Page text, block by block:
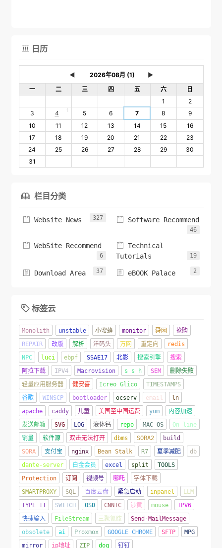
 日历
◄
►
一
二 三 四 五 六
日
1
2
3
4 1 5 6 7 8
9
10
11 12 13 14 15
16
17
18 19 20 21 22
23
24
25 26 27 28 29
30
31
 栏目分类
 Website News 327  Software Recommend
46
 WebSite Recommend
6
 Technical
Tutorials
19
 Download Area 37  eBOOK Palace 2
 标签云
Monolith unstable 小蜜蜂 monitor 舜网
抢购
REPAIR
改版 解析 洋码头 万网 重定向
redis
NPC
luci ebpf SSAE17 北影 搜索引擎
搜索
阿拉下载
IPV4 Macrovision s s h SEM
删除失败
轻量应用服务器
健安喜 Icreo Glico
TIMESTAMPS
谷歌
WINSCP bootloader ocserv email
ln
apache
caddy 儿童 美国至中国运费 yum
内容加速
发送邮箱
SVG LOG 液体钙 repo MAC OS
On line
销量
软件源 双击无法打开 dbms SORA2
build
SORA
支付宝 nginx Bean Stalk R7 夏季减肥
db
dante-server
白金会员 excel split
TOOLS
Protection
订阅 视频号 哪吒
字体下载
SMARTPROXY
SQL 百度云盘 紧急启动 inpanel
LLM
TYPE II
SWITCH OSD CNNIC 涉黄 mouse
IPV6
快捷输入
FileStream 三聚氰胺
Send-MailMessage
obsolete
ai Proxmox GOOGLE CHROME SFTP
MPG
mirror
ip地址 ZIP doq 钉钉